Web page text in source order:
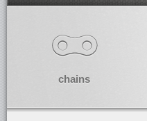
chains